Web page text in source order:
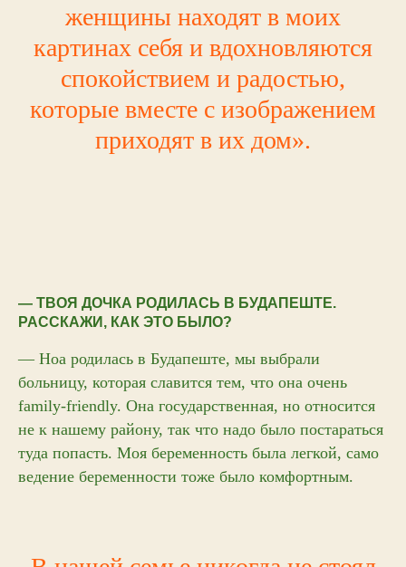
женщины находят в моих
картинах себя и вдохновляются
спокойствием и радостью,
которые вместе с изображением
приходят в их дом».
— ТВОЯ ДОЧКА РОДИЛАСЬ В БУДАПЕШТЕ.
РАССКАЖИ, КАК ЭТО БЫЛО?
— Ноа родилась в Будапеште, мы выбрали
больницу, которая славится тем, что она очень
family-friendly. Она государственная, но относится
не к нашему району, так что надо было постараться
туда попасть. Моя беременность была легкой, само
ведение беременности тоже было комфортным.